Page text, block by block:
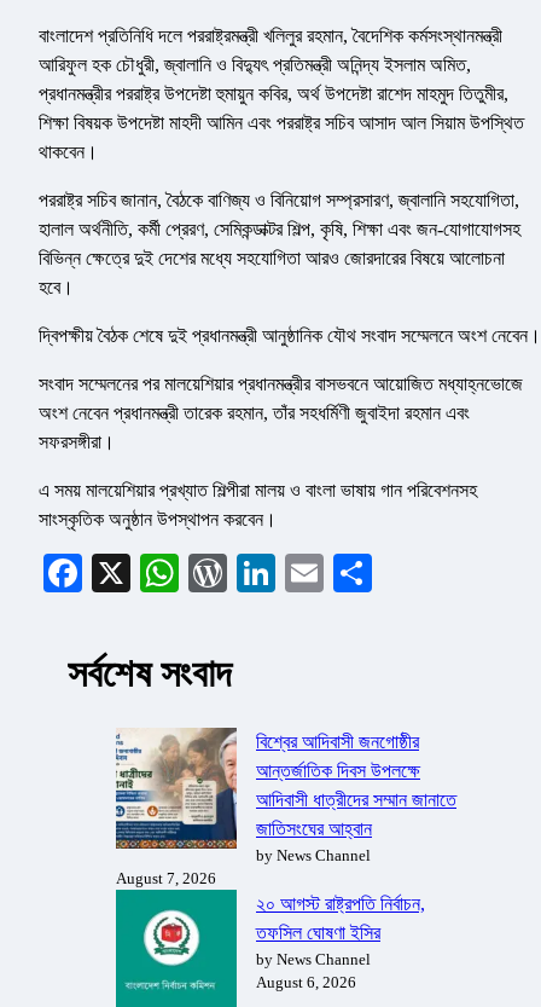
বাংলাদেশ প্রতিনিধি দলে পররাষ্ট্রমন্ত্রী খলিলুর রহমান, বৈদেশিক কর্মসংস্থানমন্ত্রী
আরিফুল হক চৌধুরী, জ্বালানি ও বিদ্যুৎ প্রতিমন্ত্রী অনিন্দ্য ইসলাম অমিত,
প্রধানমন্ত্রীর পররাষ্ট্র উপদেষ্টা হুমায়ুন কবির, অর্থ উপদেষ্টা রাশেদ মাহমুদ তিতুমীর,
শিক্ষা বিষয়ক উপদেষ্টা মাহদী আমিন এবং পররাষ্ট্র সচিব আসাদ আল সিয়াম উপস্থিত
থাকবেন।
পররাষ্ট্র সচিব জানান, বৈঠকে বাণিজ্য ও বিনিয়োগ সম্প্রসারণ, জ্বালানি সহযোগিতা,
হালাল অর্থনীতি, কর্মী প্রেরণ, সেমিকন্ডাক্টর শিল্প, কৃষি, শিক্ষা এবং জন-যোগাযোগসহ
বিভিন্ন ক্ষেত্রে দুই দেশের মধ্যে সহযোগিতা আরও জোরদারের বিষয়ে আলোচনা
হবে।
দ্বিপক্ষীয় বৈঠক শেষে দুই প্রধানমন্ত্রী আনুষ্ঠানিক যৌথ সংবাদ সম্মেলনে অংশ নেবেন।
সংবাদ সম্মেলনের পর মালয়েশিয়ার প্রধানমন্ত্রীর বাসভবনে আয়োজিত মধ্যাহ্নভোজে
অংশ নেবেন প্রধানমন্ত্রী তারেক রহমান, তাঁর সহধর্মিণী জুবাইদা রহমান এবং
সফরসঙ্গীরা।
এ সময় মালয়েশিয়ার প্রখ্যাত শিল্পীরা মালয় ও বাংলা ভাষায় গান পরিবেশনসহ
সাংস্কৃতিক অনুষ্ঠান উপস্থাপন করবেন।
Facebook
X WhatsApp
WordPress
LinkedIn
Email
সর্বশেষ সংবাদ
বিশ্বের আদিবাসী জনগোষ্ঠীর
আন্তর্জাতিক দিবস উপলক্ষে
আদিবাসী ধাত্রীদের সম্মান জানাতে
জাতিসংঘের আহ্বান
by News Channel
August 7, 2026
২০ আগস্ট রাষ্ট্রপতি নির্বাচন,
তফসিল ঘোষণা ইসির
by News Channel
August 6, 2026